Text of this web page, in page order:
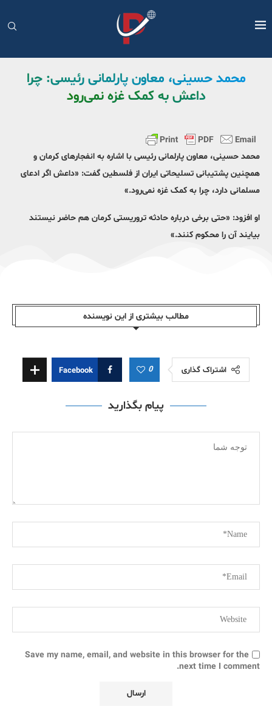
محمد حسینی، معاون پارلمانی رئیسی: چرا
داعش به کمک غزه نمی‌رود
محمد حسینی، معاون پارلمانی رئیسی با اشاره به انفجارهای کرمان و
همچنین پشتیبانی تسلیحاتی ایران از فلسطین گفت: «داعش اگر ادعای
مسلمانی دارد، چرا به کمک غزه نمی‌رود.»
او افزود: «حتی برخی درباره حادثه تروریستی کرمان هم حاضر نیستند
بیایند آن را محکوم کنند.»
مطالب بیشتری از این نویسندە
اشتراک گذاری 0
Facebook
پیام بگذارید
Save my name, email, and website in this browser for the
next time I comment.